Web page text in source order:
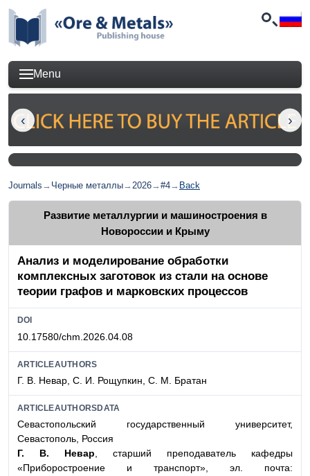
Menu
Journals → Черные металлы→2026→#4→ Back
Развитие металлургии и машиностроения в
Новороссии и Крыму
Анализ и моделирование обработки
комплексных заготовок из стали на основе
теории графов и марковских процессов
DOI
10.17580/chm.2026.04.08
ARTICLEAUTHORS
Г. В. Невар, С. И. Рощупкин, С. М. Братан
ARTICLEAUTHORSDATA
Севастопольский государственный университет,
Севастополь, Россия
Г. В. Невар, старший преподаватель кафедры
«Приборостроение и транспорт», эл. почта: